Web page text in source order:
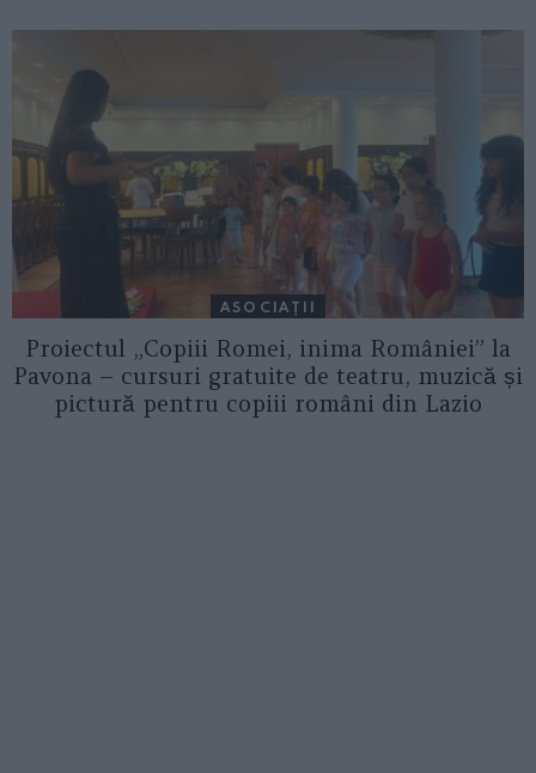
ASOCIAŢII
Proiectul „Copiii Romei, inima României” la
Pavona – cursuri gratuite de teatru, muzică și
pictură pentru copiii români din Lazio